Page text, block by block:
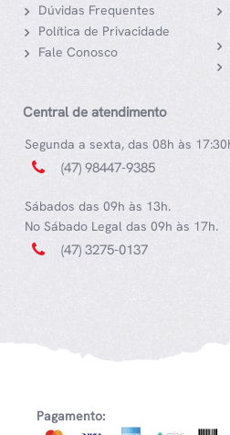
Dúvidas Frequentes
Política de Privacidade
Fale Conosco
Central de atendimento
Segunda a sexta, das 08h às
(47) 98447-9385
Sábados das 09h às 13h.
No Sábado Legal das 09h às 17h.
(47) 3275-0137
Pagamento: